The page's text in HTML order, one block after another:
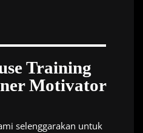
Training
Motivator
selenggarakan untuk